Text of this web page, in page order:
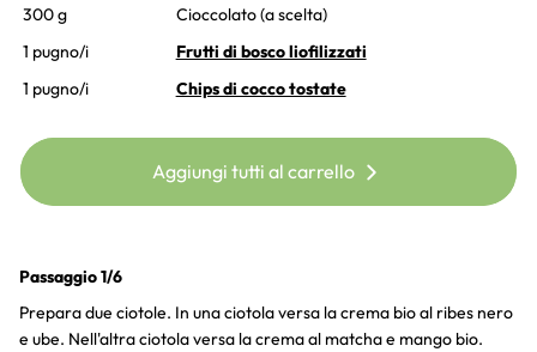
300 g
Cioccolato (a scelta)
1 pugno/i
Frutti di bosco liofilizzati
1 pugno/i
Chips di cocco tostate
Aggiungi tutti al carrello
Passaggio 1/6
Prepara due ciotole. In una ciotola versa la crema bio al ribes nero
e ube. Nell'altra ciotola versa la crema al matcha e mango bio.